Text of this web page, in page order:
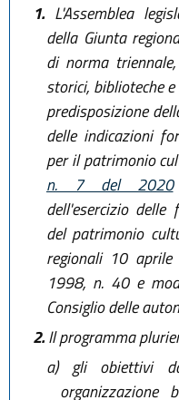
1.L'Assemblea
della Giunta
di norma
storici, biblioteche
predisposizione
delle indicazioni
per il patrimonio
n. 7 del 2020
dell'esercizio
del patrimonio
regionali 10
1998, n. 40 e
Consiglio delle
2.Il programma
a)gli obiettivi
organizzazione